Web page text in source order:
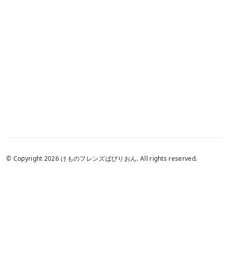
© Copyright 2026 けものフレンズぱびりおん. All rights reserved.